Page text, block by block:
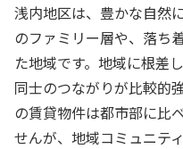
浅内地区は、豊かな自然
のファミリー層や、落ち
た地域です。地域に根差
同士のつながりが比較的
の賃貸物件は都市部に比
せんが、地域コミュニテ